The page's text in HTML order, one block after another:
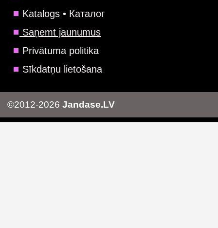
Katalogs • Каталог
Saņemt jaunumus
Privātuma politika
Sīkdatņu lietošana
©2012-2026 Jandase.LV